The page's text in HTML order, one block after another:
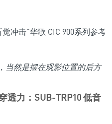
当然是摆在观影位置的后方
透力：SUB-TRP10 低音